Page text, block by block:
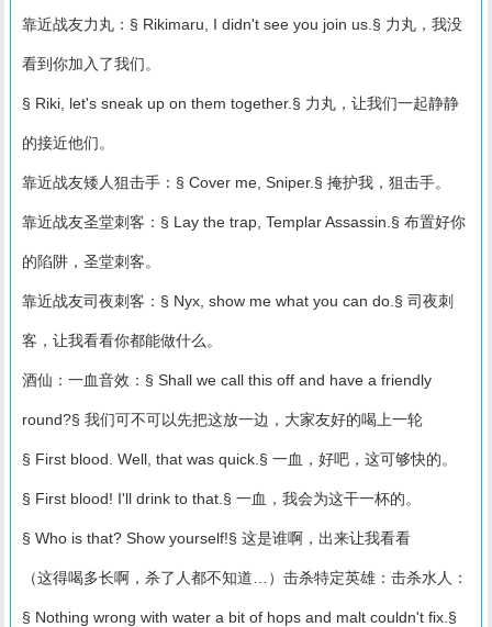
靠近战友力丸：§ Rikimaru, I didn't see you join us.§ 力丸，我没
看到你加入了我们。
§ Riki, let's sneak up on them together.§ 力丸，让我们一起静静
的接近他们。
靠近战友矮人狙击手：§ Cover me, Sniper.§ 掩护我，狙击手。
靠近战友圣堂刺客：§ Lay the trap, Templar Assassin.§ 布置好你
的陷阱，圣堂刺客。
靠近战友司夜刺客：§ Nyx, show me what you can do.§ 司夜刺
客，让我看看你都能做什么。
酒仙：一血音效：§ Shall we call this off and have a friendly
round?§ 我们可不可以先把这放一边，大家友好的喝上一轮
§ First blood. Well, that was quick.§ 一血，好吧，这可够快的。
§ First blood! I'll drink to that.§ 一血，我会为这干一杯的。
§ Who is that? Show yourself!§ 这是谁啊，出来让我看看
（这得喝多长啊，杀了人都不知道…）击杀特定英雄：击杀水人：
§ Nothing wrong with water a bit of hops and malt couldn't fix.§